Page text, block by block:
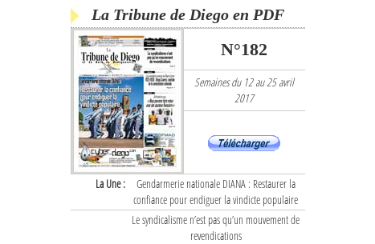
La Tribune de Diego en PDF
N°182
Semaines du 12 au 25 avril
2017
La Une :
Gendarmerie nationale DIANA : Restaurer la
confiance pour endiguer la vindicte populaire
Le syndicalisme n’est pas qu’un mouvement de
revendications